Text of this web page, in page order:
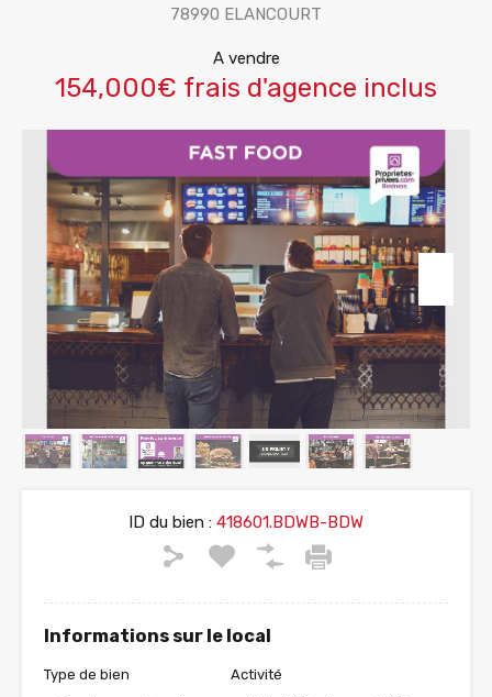
78990 ELANCOURT
A vendre
154,000€ frais d'agence inclus
ID du bien : 418601.BDWB-BDW
Informations sur le local
Type de bien Activité